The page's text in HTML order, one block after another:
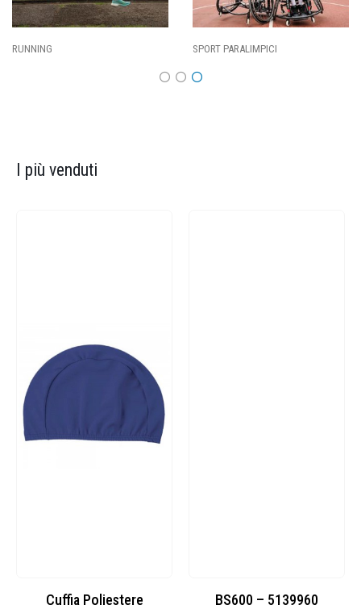
CALCIO
I più venduti
Cuffia Poliestere BS600 – 5139960